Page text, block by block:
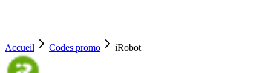
Accueil Codes promo iRobot